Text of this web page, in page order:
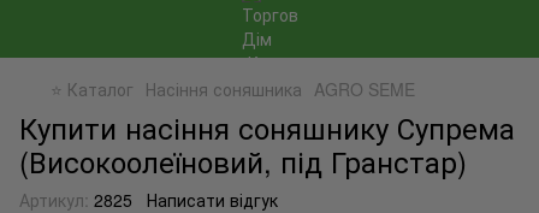
⭐ Каталог Насіння соняшника AGRO SEME
Купити насіння соняшнику Супрема
(Високоолеїновий, під Гранстар)
Артикул: 2825 Написати відгук